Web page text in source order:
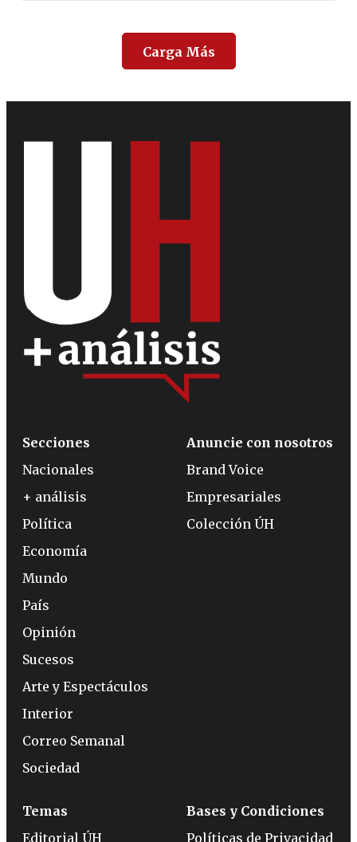
Carga Más
Secciones
Nacionales
+ análisis
Política
Economía
Mundo
País
Opinión
Sucesos
Arte y Espectáculos
Interior
Correo Semanal
Sociedad
Anuncie con nosotros
Brand Voice
Empresariales
Colección ÚH
Temas
Editorial ÚH
Bases y Condiciones
Políticas de Privacidad